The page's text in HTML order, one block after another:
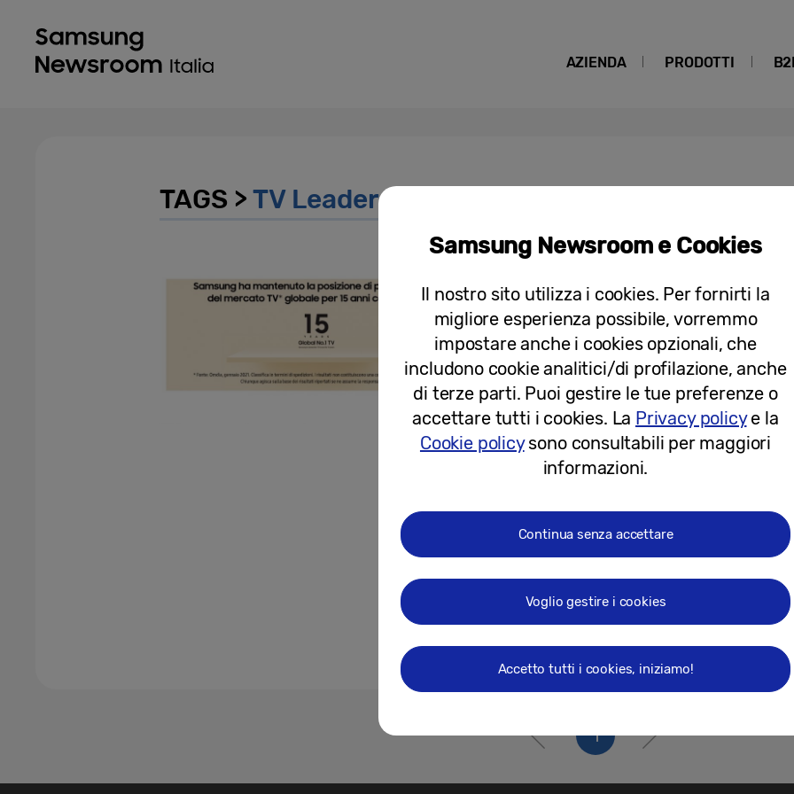
AZIENDA PRODOTTI
TAGS >TV Leadership
[15 anni di leadership nel settore TV]
fatta di innovazione
10-03-2021
1
Samsung Newsroom e Cookies
Il nostro sito utilizza i cookies. Per fornirti la
migliore esperienza possibile, vorremmo
impostare anche i cookies opzionali, che
includono cookie analitici/di profilazione, anche
di terze parti. Puoi gestire le tue preferenze o
accettare tutti i cookies. La Privacy policye la
Cookie policysono consultabili per maggiori
informazioni.
Continua senza accettare
Voglio gestire i cookies
Accetto tutti i cookies, iniziamo!